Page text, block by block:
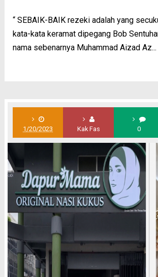
“ SEBAIK-BAIK rezeki adalah yang
kata-kata keramat dipegang Bob
nama sebenarnya Muhammad Aizad Az...
1/20/2023 Kak Fas 0